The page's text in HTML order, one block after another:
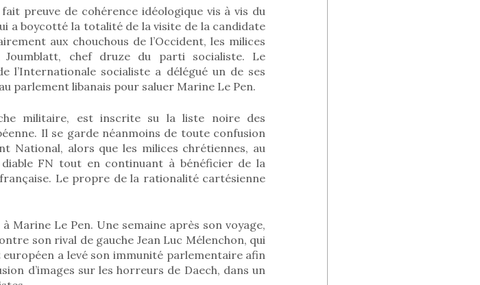
preuve de cohérence idéologique vis à vis du
a boycotté la totalité de la visite de la candidate
aux chouchous de l’Occident, les milices
Joumblatt, chef druze du parti socialiste. Le
l’Internationale socialiste a délégué un de ses
parlement libanais pour saluer Marine Le Pen.
militaire, est inscrite su la liste noire des
Il se garde néanmoins de toute confusion
National, alors que les milices chrétiennes, au
FN tout en continuant à bénéficier de la
Le propre de la rationalité cartésienne
Marine Le Pen. Une semaine après son voyage,
son rival de gauche Jean Luc Mélenchon, qui
a levé son immunité parlementaire afin
d’images sur les horreurs de Daech, dans un